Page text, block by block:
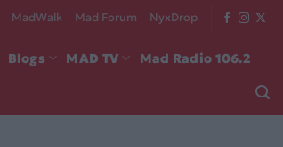
MadWalk Mad Forum NyxDrop
Blogs MAD TV Mad Radio 106.2